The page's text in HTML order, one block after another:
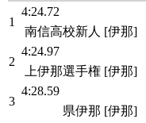
1
4:24.72
南信高校新人 [伊那]
2
4:24.97
上伊那選手権 [伊那]
3
4:28.59
県伊那 [伊那]